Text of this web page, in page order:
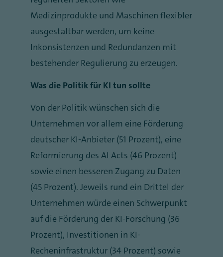
Medizinprodukte und Maschinen flexibler
ausgestaltbar werden, um keine
Inkonsistenzen und Redundanzen mit
bestehender Regulierung zu erzeugen.
Was die Politik für KI tun sollte
Von der Politik wünschen sich die
Unternehmen vor allem eine Förderung
deutscher KI-Anbieter (51 Prozent), eine
Reformierung des AI Acts (46 Prozent)
sowie einen besseren Zugang zu Daten
(45 Prozent). Jeweils rund ein Drittel der
Unternehmen würde einen Schwerpunkt
auf die Förderung der KI-Forschung (36
Prozent), Investitionen in KI-
Recheninfrastruktur (34 Prozent) sowie